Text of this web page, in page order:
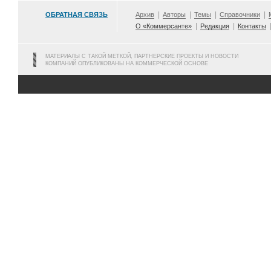
ОБРАТНАЯ СВЯЗЬ Архив Авторы Темы Справочники
О «Коммерсанте»
Редакция Контакты
МАТЕРИАЛЫ С ТАКОЙ МЕТКОЙ, ПАРТНЕРСКИЕ ПРОЕКТЫ И НОВОСТИ
КОМПАНИЙ ОПУБЛИКОВАНЫ НА КОММЕРЧЕСКОЙ ОСНОВЕ